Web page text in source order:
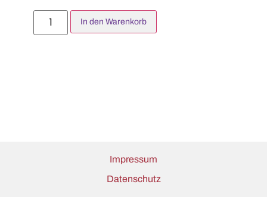
In den Warenkorb
Impressum
Datenschutz